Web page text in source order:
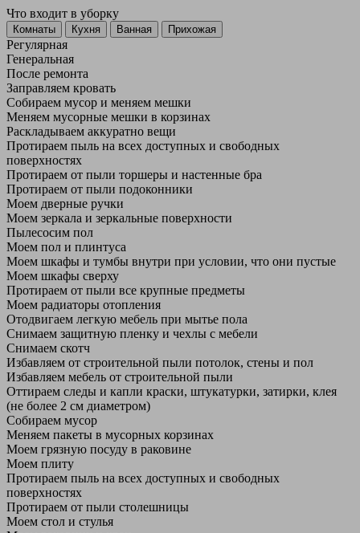
Что входит в уборку
Регу­лярная
Гене­ральная
После ремонта
Заправляем кровать
Собираем мусор и меняем мешки
Меняем мусорные мешки в корзинах
Раскладываем аккуратно вещи
Протираем пыль на всех доступных и свободных
поверхностях
Протираем от пыли торшеры и настенные бра
Протираем от пыли подоконники
Моем дверные ручки
Моем зеркала и зеркальные поверхности
Пылесосим пол
Моем пол и плинтуса
Моем шкафы и тумбы внутри при условии, что они пустые
Моем шкафы сверху
Протираем от пыли все крупные предметы
Моем радиаторы отопления
Отодвигаем легкую мебель при мытье пола
Снимаем защитную пленку и чехлы с мебели
Снимаем скотч
Избавляем от строительной пыли потолок, стены и пол
Избавляем мебель от строительной пыли
Оттираем следы и капли краски, штукатурки, затирки, клея
(не более 2 см диаметром)
Собираем мусор
Меняем пакеты в мусорных корзинах
Моем грязную посуду в раковине
Моем плиту
Протираем пыль на всех доступных и свободных
поверхностях
Протираем от пыли столешницы
Моем стол и стулья